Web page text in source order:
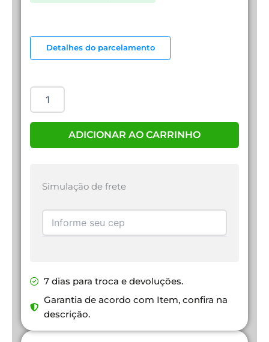
Detalhes do parcelamento
TURBO
PARA
INOVA
ADICIONAR AO CARRINHO
Simulação de frete
7 dias para troca e devoluções.
Garantia de acordo com Item, confira na
descrição.